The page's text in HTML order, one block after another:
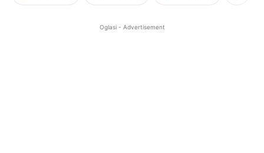
Oglasi - Advertisement